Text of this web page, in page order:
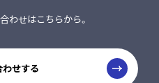
わせはこちらから。
せする